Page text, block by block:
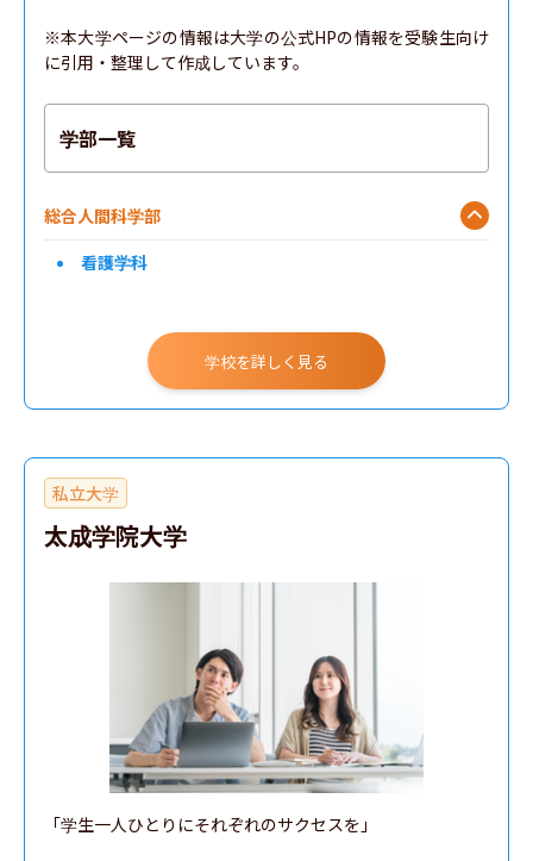
※本大学ページの情報は大学の公式HPの情報を受験生向け
に引用・整理して作成しています。
学部一覧
総合人間科学部
看護学科
学校を詳しく見る
私立大学
太成学院大学
「学生一人ひとりにそれぞれのサクセスを」